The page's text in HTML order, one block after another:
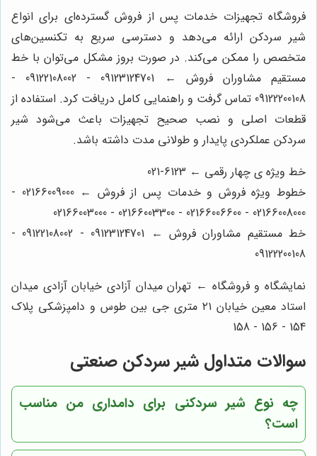
فروشگاه تجهیزات خدمات پس از فروش گسترده‌ای برای انواع
شیر سردکن ارائه می‌دهد و دسترسی سریع به تکنسین‌های
متخصص را ممکن می‌کند. در صورت بروز مشکل می‌توان با خط
مستقیم مشاوران فروش ← 09123124701 - 09122108002 -
09122200108 تماس گرفت و راهنمایی کامل دریافت کرد. استفاده از
قطعات اصلی و نصب صحیح تجهیزات باعث می‌شود شیر
سردکن عملکردی پایدار و طولانی مدت داشته باشد.
خط ویژه ی چهار رقمی ← 6123-021
خطوط ویژه فروش و خدمات پس از فروش ← 02166009000 -
02166008000 - 02166006600 - 02166003300 - 02166003000
خط مستقیم مشاوران فروش ← 09123124701 - 09122108002 -
09122200108
نمایشگاه و فروشگاه ← تهران میدان آزادی خیابان آزادی میدان
استاد معین خیابان ۲۱ متری جی بین طوس و دامپزشکی پلاک
154 - 156 - 158
سوالات متداول شیر سردکن صنعتی
چه نوع شیر سردکنی برای دامداری من مناسب
است؟